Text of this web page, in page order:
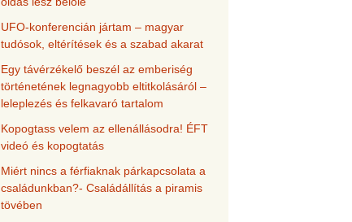
UFO-konferencián jártam – magyar
tudósok, eltérítések és a szabad akarat
Egy távérzékelő beszél az emberiség
történetének legnagyobb eltitkolásáról –
leleplezés és felkavaró tartalom
Kopogtass velem az ellenállásodra! ÉFT
videó és kopogtatás
Miért nincs a férfiaknak párkapcsolata a
családunkban?- Családállítás a piramis
tövében